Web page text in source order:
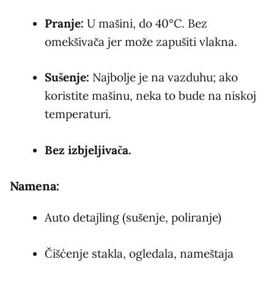
Pranje: U mašini, do 40°C. Bez
omekšivača jer može zapušiti vlakna.
Sušenje: Najbolje je na vazduhu; ako
koristite mašinu, neka to bude na niskoj
temperaturi.
Bez izbjeljivača.
Namena:
Auto detajling (sušenje, poliranje)
Čišćenje stakla, ogledala, nameštaja